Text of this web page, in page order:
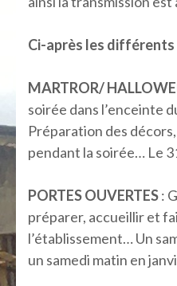
Ci-après les différents
MARTROR/
soirée dans l’enceinte
Préparation des
pendant la soirée… Le
PORTES OUVERTES:
préparer, accueillir et
l’établissement… Un
un samedi matin en